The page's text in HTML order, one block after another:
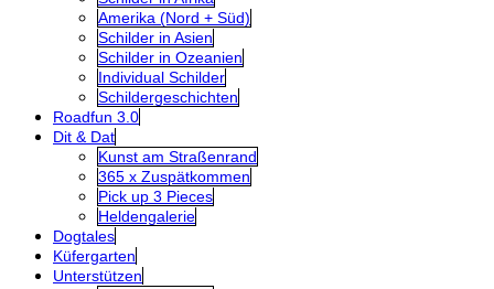
Amerika (Nord + Süd)
Schilder in Asien
Schilder in Ozeanien
Individual Schilder
Schildergeschichten
Roadfun 3.0
Dit & Dat
Kunst am Straßenrand
365 x Zuspätkommen
Pick up 3 Pieces
Heldengalerie
Dogtales
Küfergarten
Unterstützen